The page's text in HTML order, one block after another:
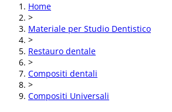
Home
>
Materiale per Studio Dentistico
>
Restauro dentale
>
Compositi dentali
>
Compositi Universali